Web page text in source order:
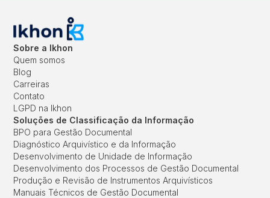
Sobre a Ikhon
Quem somos
Blog
Carreiras
Contato
LGPD na Ikhon
Soluções de Classificação da Informação
BPO para Gestão Documental
Diagnóstico Arquivístico e da Informação
Desenvolvimento de Unidade de Informação
Desenvolvimento dos Processos de Gestão Documental
Produção e Revisão de Instrumentos Arquivísticos
Manuais Técnicos de Gestão Documental